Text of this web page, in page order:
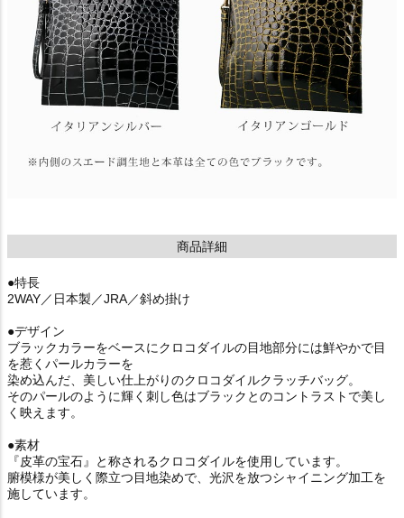
商品詳細
●特長
2WAY／日本製／JRA／斜め掛け
●デザイン
ブラックカラーをベースにクロコダイルの目地部分には鮮やかで目
を惹くパールカラーを
染め込んだ、美しい仕上がりのクロコダイルクラッチバッグ。
そのパールのように輝く刺し色はブラックとのコントラストで美し
く映えます。
●素材
『皮革の宝石』と称されるクロコダイルを使用しています。
腑模様が美しく際立つ目地染めで、光沢を放つシャイニング加工を
施しています。